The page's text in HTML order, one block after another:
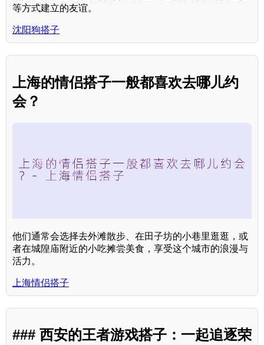
等方式建立的友谊。
沈阳狗搭子
上海的情侣搭子一般都喜欢去哪儿约
会？
他们通常会选择去外滩散步、在田子坊的小巷里逛逛，或
者在城隍庙附近的小吃摊尝美食，享受这个城市的浪漫与
活力。
上海情侣搭子
### 西安的王者游戏搭子：一起追逐荣